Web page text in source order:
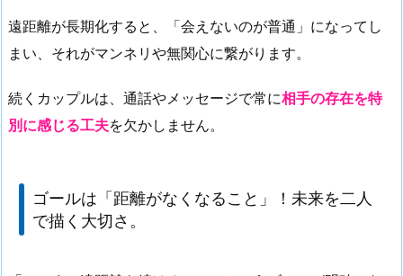
遠距離が長期化すると、「会えないのが普通」になってし
まい、それがマンネリや無関心に繋がります。
続くカップルは、通話やメッセージで常に相手の存在を特
別に感じる工夫を欠かしません。
ゴールは「距離がなくなること」！未来を二人
で描く大切さ。